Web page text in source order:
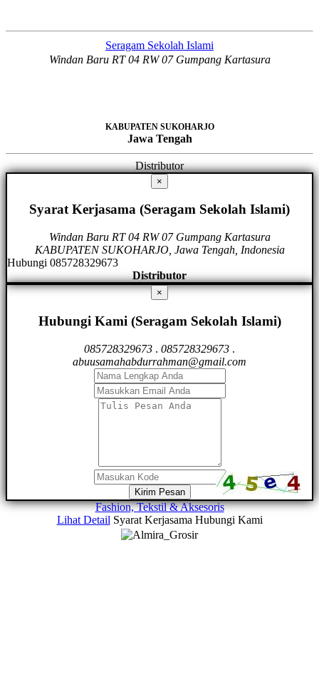
Seragam Sekolah Islami
Windan Baru RT 04 RW 07 Gumpang Kartasura
KABUPATEN SUKOHARJO
Jawa Tengah
Distributor
×
Syarat Kerjasama (Seragam Sekolah Islami)
Windan Baru RT 04 RW 07 Gumpang Kartasura
KABUPATEN SUKOHARJO, Jawa Tengah, Indonesia
Hubungi 085728329673
Distributor
×
Hubungi Kami (Seragam Sekolah Islami)
085728329673 . 085728329673 .
abuusamahabdurrahman@gmail.com
Kirim Pesan
Fashion, Tekstil & Aksesoris
Lihat Detail Syarat Kerjasama Hubungi Kami